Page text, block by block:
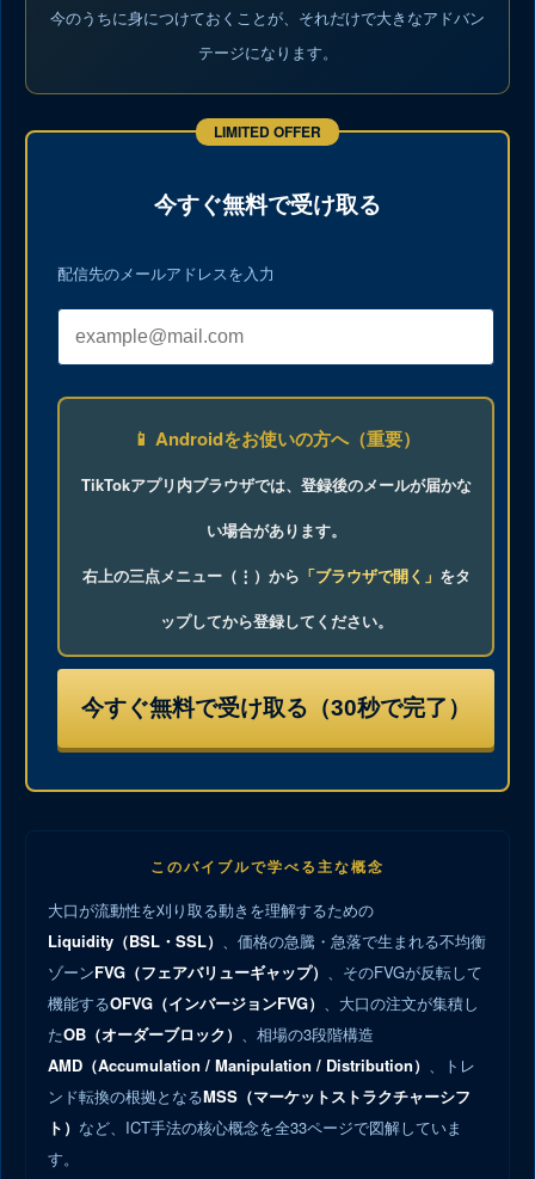
今のうちに身につけておくことが、それだけで大きなアドバン
テージになります。
今すぐ無料で受け取る
配信先のメールアドレスを入力
📱 Androidをお使いの方へ（重要）
TikTokアプリ内ブラウザでは、登録後のメールが届かな
い場合があります。
右上の三点メニュー（⋮）から 「ブラウザで開く」 をタ
ップしてから登録してください。
このバイブルで学べる主な概念
大口が流動性を刈り取る動きを理解するための
Liquidity（BSL・SSL） 、価格の急騰・急落で生まれる不均衡
ゾーンFVG（フェアバリューギャップ） 、そのFVGが反転して
機能するOFVG（インバージョンFVG） 、大口の注文が集積し
たOB（オーダーブロック） 、相場の3段階構造
AMD（Accumulation / Manipulation / Distribution） 、トレ
ンド転換の根拠となるMSS（マーケットストラクチャーシフ
ト） など、ICT手法の核心概念を全33ページで図解していま
す。